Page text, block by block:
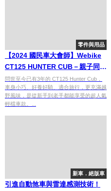
零件與用品
【2024 國民車大會師】Webike
CT125 HUNTER CUB－親子同樂
風改裝示範車登場！
問世至今已有3年的 CT125 Hunter Cub，
車身小巧、好養好騎、適合旅行，更充滿越
野風味，是從新手到老手都能享受的超人氣
輕檔車款。...
新車．絕版車
引進自動煞車與雷達感測技術！